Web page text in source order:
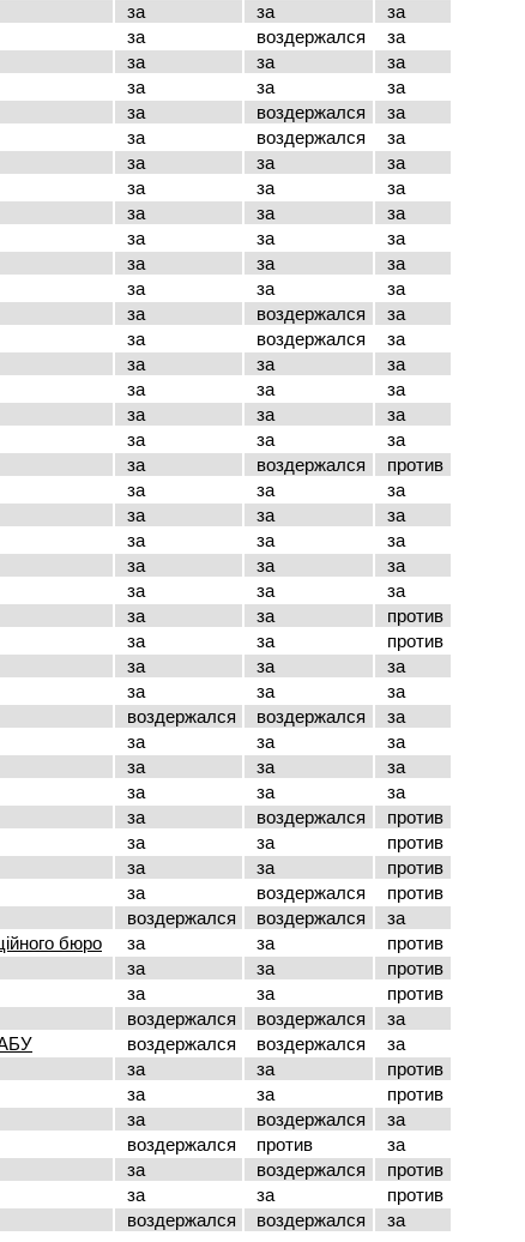
за за
за
за воздержался
за
за за
за
за за
за
за воздержался
за
за воздержался
за
за за
за
за за
за
за за
за
за за
за
за за
за
за за
за
за воздержался
за
за воздержался
за
за за
за
за за
за
за за
за
за за
за
за воздержался
против
за за
за
за за
за
за за
за
за за
за
за за
за
за за
против
за за
против
за за
за
за за
за
воздержался воздержался
за
за за
за
за за
за
за за
за
за воздержался
против
за за
против
за за
против
за воздержался
против
воздержался воздержался
за
бюро за за
против
за за
против
за за
против
воздержался воздержался
за
воздержался воздержался
за
за за
против
за за
против
за воздержался
за
воздержался против
за
за воздержался
против
за за
против
воздержался воздержался
за